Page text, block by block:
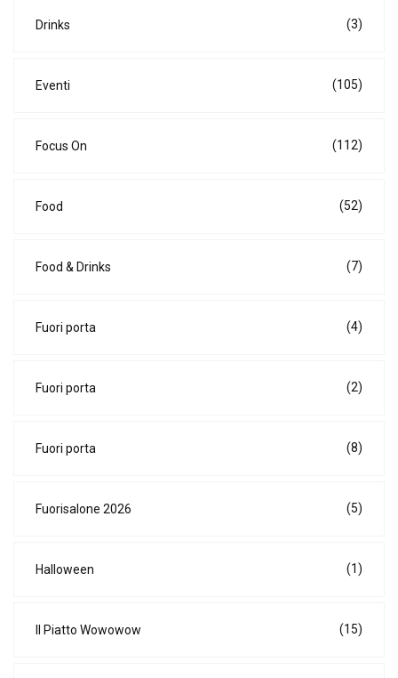
Drinks (3)
Eventi (105)
Focus On (112)
Food (52)
Food & Drinks (7)
Fuori porta (4)
Fuori porta (2)
Fuori porta (8)
Fuorisalone 2026 (5)
Halloween (1)
Il Piatto Wowowow (15)